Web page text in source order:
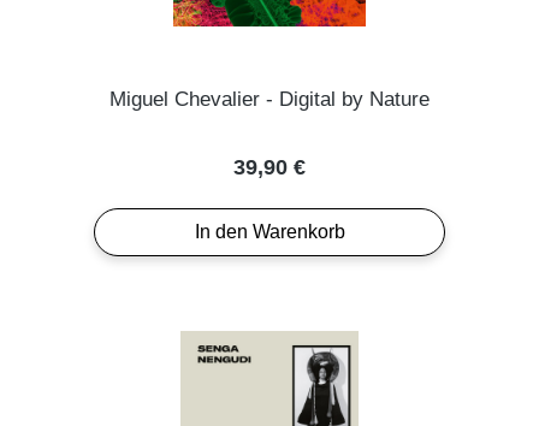
Miguel Chevalier - Digital by Nature
Regulärer Preis:
39,90 €
In den Warenkorb